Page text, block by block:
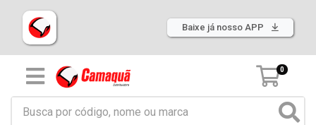
Baixe já nosso APP
0